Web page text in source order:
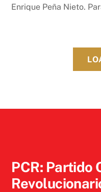
Enrique Peña Nieto.
PCR: Partido